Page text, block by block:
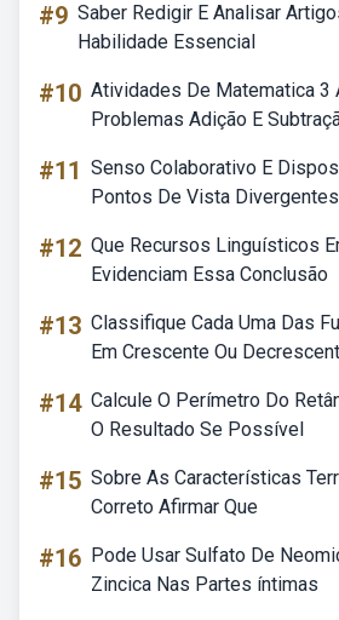
#9 Saber Redigir E Analisar
Habilidade Essencial
#10 Atividades De Matematica 3
Problemas Adição E
#11 Senso Colaborativo E
Pontos De Vista Divergentes
#12 Que Recursos Linguísticos
Evidenciam Essa Conclusão
#13 Classifique Cada Uma Das
Em Crescente Ou
#14 Calcule O Perímetro Do
O Resultado Se Possível
#15 Sobre As Características
Correto Afirmar Que
#16 Pode Usar Sulfato De
Zincica Nas Partes íntimas